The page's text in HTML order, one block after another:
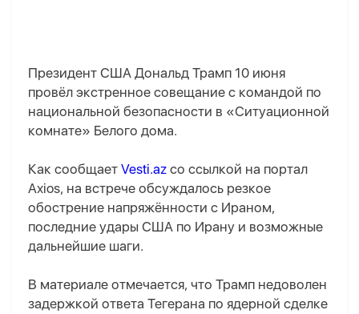
Президент США Дональд Трамп 10 июня
провёл экстренное совещание с командой по
национальной безопасности в «Ситуационной
комнате» Белого дома.
Как сообщает Vesti.az со ссылкой на портал
Axios, на встрече обсуждалось резкое
обострение напряжённости с Ираном,
последние удары США по Ирану и возможные
дальнейшие шаги.
В материале отмечается, что Трамп недоволен
задержкой ответа Тегерана по ядерной сделке